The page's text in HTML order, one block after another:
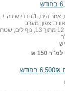
1 חדרי שינה + סלון
אוויר: צפון, מערב
למ"ר 150 ₪